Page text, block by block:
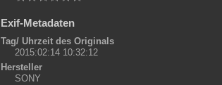
Exif-Metadaten
Tag/ Uhrzeit des Originals
2015:02:14 10:32:12
Hersteller
SONY